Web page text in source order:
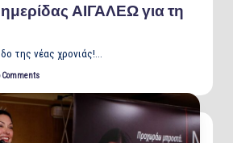
ΑΙΓΑΛΕΩ για τη
της νέας χρονιάς!…
Comments